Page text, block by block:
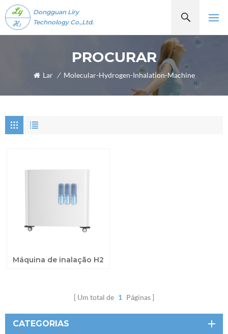
Dongguan Liry
Technology Co.,Ltd.
PROCURAR
Lar / Molecular-Hydrogen-Inhalation-Machine
Máquina de inalação H2
Um total de 1 Páginas
CATEGORIAS